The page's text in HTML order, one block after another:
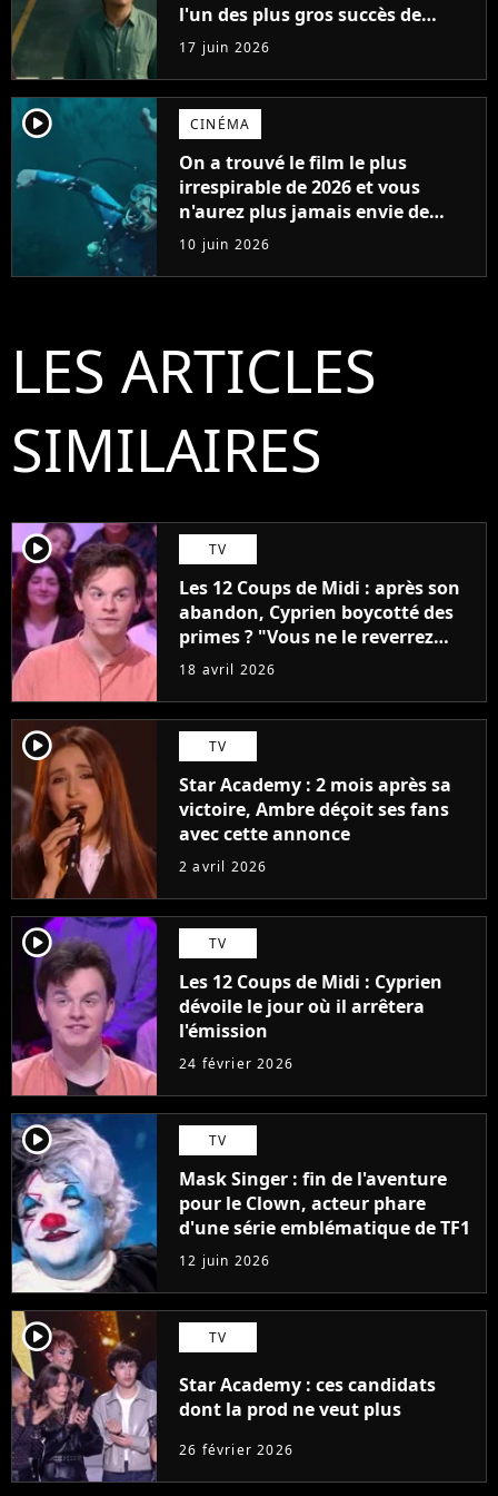
l'un des plus gros succès de
2026... et vous ne pourrez
probablement jamais le voir en
France
17 juin 2026
player2 CINÉMA
On a trouvé le film le plus
irrespirable de 2026 et vous
n'aurez plus jamais envie de
vous baigner
10 juin 2026
LES ARTICLES
SIMILAIRES
player2 TV
Les 12 Coups de Midi : après son
abandon, Cyprien boycotté des
primes ? "Vous ne le reverrez
plus"
18 avril 2026
player2 TV
Star Academy : 2 mois après sa
victoire, Ambre déçoit ses fans
avec cette annonce
2 avril 2026
player2 TV
Les 12 Coups de Midi : Cyprien
dévoile le jour où il arrêtera
l'émission
24 février 2026
player2 TV
Mask Singer : fin de l'aventure
pour le Clown, acteur phare
d'une série emblématique de TF1
12 juin 2026
player2 TV
Star Academy : ces candidats
dont la prod ne veut plus
26 février 2026